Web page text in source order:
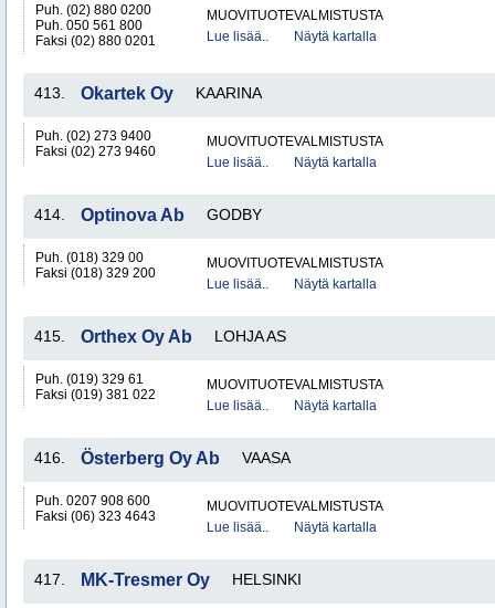
Puh. (02) 880 0200
Puh. 050 561 800
Faksi (02) 880 0201
MUOVITUOTEVALMISTUSTA
Lue lisää..
Näytä kartalla
413. Okartek Oy KAARINA
Puh. (02) 273 9400
Faksi (02) 273 9460
MUOVITUOTEVALMISTUSTA
Lue lisää..
Näytä kartalla
414. Optinova Ab GODBY
Puh. (018) 329 00
Faksi (018) 329 200
MUOVITUOTEVALMISTUSTA
Lue lisää..
Näytä kartalla
415. Orthex Oy Ab LOHJA AS
Puh. (019) 329 61
Faksi (019) 381 022
MUOVITUOTEVALMISTUSTA
Lue lisää..
Näytä kartalla
416. Österberg Oy Ab VAASA
Puh. 0207 908 600
Faksi (06) 323 4643
MUOVITUOTEVALMISTUSTA
Lue lisää..
Näytä kartalla
417. MK-Tresmer Oy HELSINKI